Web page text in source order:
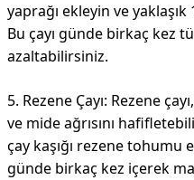
yaprağı ekleyin ve
Bu çayı günde birkaç kez
azaltabilirsiniz.
5. Rezene Çayı: Rezene
ve mide ağrısını
çay kaşığı rezene tohumu
günde birkaç kez içerek